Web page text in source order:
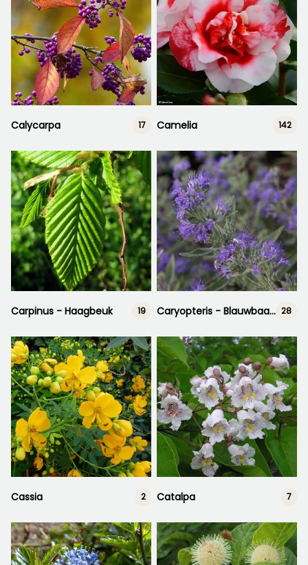
Calycarpa 17 Camelia 142
Carpinus - Haagbeuk 19 Caryopteris - Blauwbaard 28
Cassia 2 Catalpa 7